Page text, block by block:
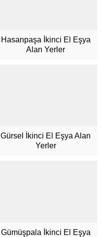
Hasanpaşa İkinci El Eşya
Alan Yerler
Gürsel İkinci El Eşya Alan
Yerler
Gümüşpala İkinci El Eşya